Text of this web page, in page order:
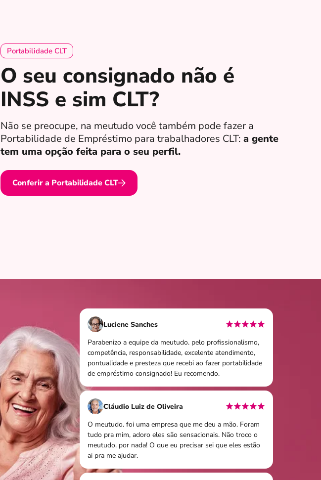
Portabilidade CLT
O seu consignado não é
INSS e sim CLT?
Não se preocupe, na meutudo você também pode fazer a
Portabilidade de Empréstimo para trabalhadores CLT: a gente
tem uma opção feita para o seu perfil.
Conferir a Portabilidade CLT
Luciene Sanches
Parabenizo a equipe da meutudo. pelo profissionalismo,
competência, responsabilidade, excelente atendimento,
pontualidade e presteza que recebi ao fazer portabilidade
de empréstimo consignado! Eu recomendo.
Cláudio Luiz de Oliveira
O meutudo. foi uma empresa que me deu a mão. Foram
tudo pra mim, adoro eles são sensacionais. Não troco o
meutudo. por nada! O que eu precisar sei que eles estão
ai pra me ajudar.